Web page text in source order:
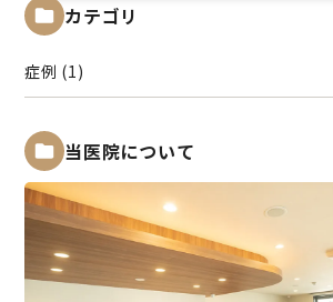
カテゴリ
症例 (1)
当医院について